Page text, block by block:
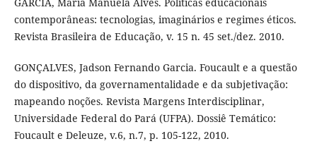
contemporâneas: tecnologias, imaginários e regimes éticos.
Revista Brasileira de Educação, v. 15 n. 45 set./dez. 2010.
GONÇALVES, Jadson Fernando Garcia. Foucault e a questão
do dispositivo, da governamentalidade e da subjetivação:
mapeando noções. Revista Margens Interdisciplinar,
Universidade Federal do Pará (UFPA). Dossiê Temático:
Foucault e Deleuze, v.6, n.7, p. 105-122, 2010.